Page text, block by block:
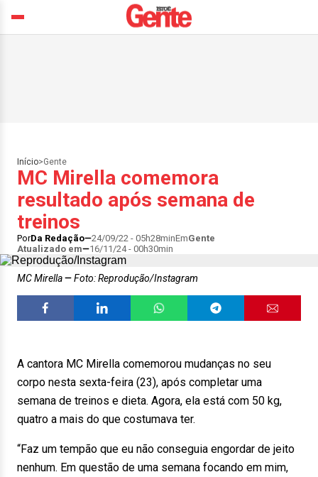
Início>Gente
MC Mirella comemora
resultado após semana de
treinos
PorDa Redação 24/09/22 - 05h28minEmGente
Atualizado em
16/11/24 - 00h30min
MC Mirella Foto: Reprodução/Instagram
A cantora MC Mirella comemorou mudanças no seu
corpo nesta sexta-feira (23), após completar uma
semana de treinos e dieta. Agora, ela está com 50 kg,
quatro a mais do que costumava ter.
“Faz um tempão que eu não conseguia engordar de jeito
nenhum. Em questão de uma semana focando em mim,